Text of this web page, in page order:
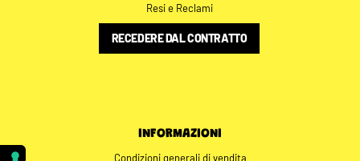
Resi e Reclami
RECEDERE DAL CONTRATTO
INFORMAZIONI
Condizioni generali di vendita